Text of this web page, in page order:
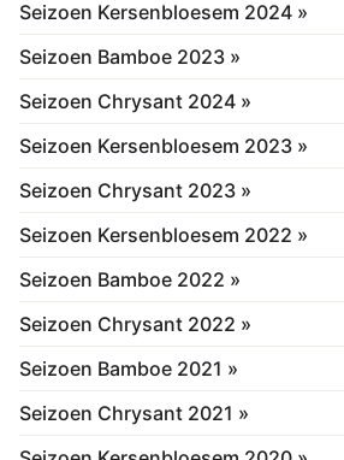
Seizoen Kersenbloesem 2024 »
Seizoen Bamboe 2023 »
Seizoen Chrysant 2024 »
Seizoen Kersenbloesem 2023 »
Seizoen Chrysant 2023 »
Seizoen Kersenbloesem 2022 »
Seizoen Bamboe 2022 »
Seizoen Chrysant 2022 »
Seizoen Bamboe 2021 »
Seizoen Chrysant 2021 »